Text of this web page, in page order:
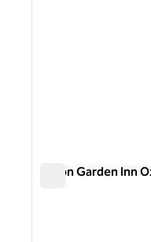
Hilton Garden Inn